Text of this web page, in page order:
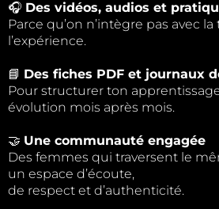
🎧 Des vidéos, audios et
Parce qu’on n’intègre pas avec
l’expérience.
📘 Des fiches PDF et journaux
Pour structurer ton
évolution mois après mois.
🤝 Une communauté engagée
Des femmes qui traversent le
un espace d’écoute,
de respect et d’authenticité.